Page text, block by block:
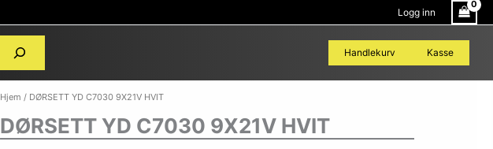
Logg inn
Handlekurv
Kasse
Hjem / DØRSETT YD C7030 9X21V HVIT
DØRSETT YD C7030 9X21V HVIT